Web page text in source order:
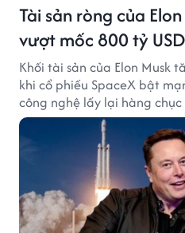
Tài sản ròng của
vượt mốc 800 tỷ USD
Khối tài sản của Elon Musk
khi cổ phiếu SpaceX bật
công nghệ lấy lại hàng
ngắn.